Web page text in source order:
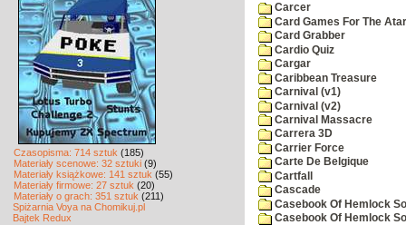
Czasopisma: 714 sztuk (185)
Materiały scenowe: 32 sztuki (9)
Materiały książkowe: 141 sztuk (55)
Materiały firmowe: 27 sztuk (20)
Materiały o grach: 351 sztuk (211)
Spiżarnia Voya na Chomikuj.pl
Bajtek Redux
Carcer
Card Games For The
Card Grabber
Cardio Quiz
Cargar
Caribbean Treasure
Carnival (v1)
Carnival (v2)
Carnival Massacre
Carrera 3D
Carrier Force
Carte De Belgique
Cartfall
Cascade
Casebook Of Hemlock
Casebook Of Hemlock